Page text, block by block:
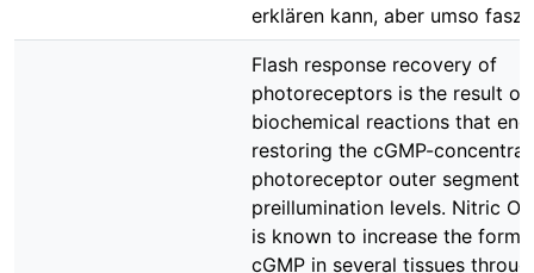
erklären kann, aber umso
Flash response recovery of
photoreceptors is the result of
biochemical reactions that
restoring the cGMP-
photoreceptor outer segment
preillumination levels. Nitric
is known to increase the
cGMP in several tissues